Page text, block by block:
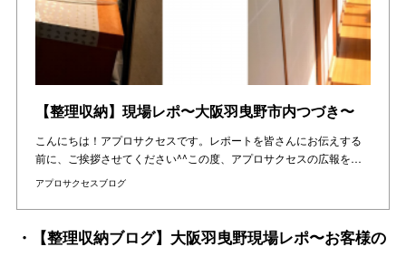
【整理収納】現場レポ〜大阪羽曳野市内つづき〜
こんにちは！アプロサクセスです。レポートを皆さんにお伝えする
前に、ご挨拶させてください^^この度、アプロサクセスの広報を…
アプロサクセスブログ
・【整理収納ブログ】大阪羽曳野現場レポ〜お客様の